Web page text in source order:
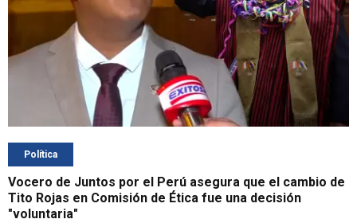
Política
Vocero de Juntos por el Perú asegura que el cambio de
Tito Rojas en Comisión de Ética fue una decisión
"voluntaria"